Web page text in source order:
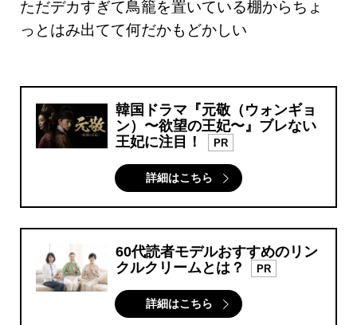
ただデカすぎて鳥籠を置いている棚からちょ
っとはみ出てて何だかもどかしい
韓国ドラマ『元敬（ウォンギョ
ン）〜欲望の王妃〜』ブレない
王妃に注目！
PR
詳細はこちら
60代読者モデルおすすめのリン
クルクリームとは？
PR
詳細はこちら